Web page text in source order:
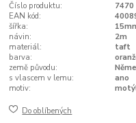
Číslo produktu:
7470
EAN kód:
šířka:
návin:
2m
materiál:
taft
barva:
země původu:
s vlascem v lemu:
ano
motiv:
Do oblíbených